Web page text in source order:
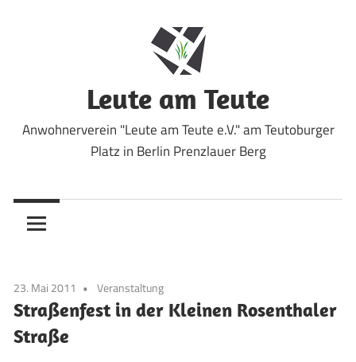
Leute am Teute
Anwohnerverein "Leute am Teute e.V." am Teutoburger
Platz in Berlin Prenzlauer Berg
23. Mai 2011 Veranstaltung
Straßenfest in der Kleinen Rosenthaler
Straße